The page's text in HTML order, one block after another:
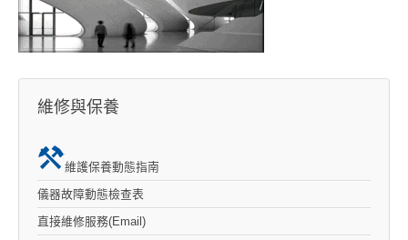
維修與保養
維護保養動態指南
儀器故障動態檢查表
直接維修服務(Email)